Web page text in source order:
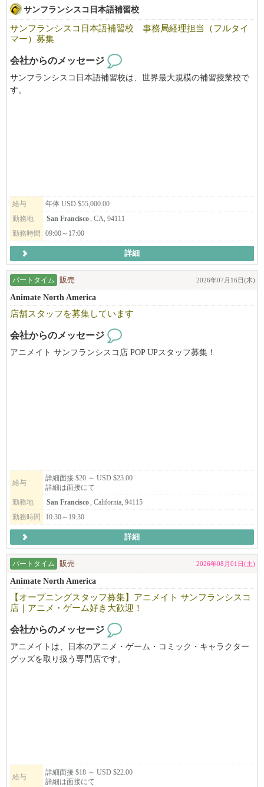
であった実家「ひのでや食堂」でしたが、4代目当主である私が20
代30代と欧州や米国などで海外勤務をした経験を通じ、世界にお
ける和食の特異性（うまみ だしの概念）や調理技巧の素晴らし
さに気づいたことから、こういった素晴らしい日本の食文化を世
界中どこでも誰でも楽しめる普遍的なものにしたい！ダシの文化
を広めたい！と決心し、その手段として懐石や純和食などではな
く、ラーメンで挑戦しようと奮起して10カ年の海外進出計画を立
てて実行し2016年に米国進出を果たしました。
れ、和食を極めた料理人が作った「和ラーメン」としての新ジャ
ンルを確立、ラーメン店がどんどん増えつつある激戦区CAベイエ
リアにおいてもOPEN以来常に地域のトップランキングに座して
順調に走ってまいりました。
「ひのでや」の営業開始。その後、現在までにカリフォルニア州
舗を運営し、ロサンゼルスで初の直営店が９月にオープンする人
気ラーメン店。まだまだ成長途中の企業です。目標通り世界5極体
制（北米・中南米・アジア・オセアニア・ヨーロッパ進出を2030
年までに達成）に向けて鋭意躍進を続けていくことも目標として
頑張っています。もちろん、日本や米国内でも展開を進めますの
を感じ楽しく働けることを目指している、そんなチームです。
未経験者でも大丈夫です。難しく考えることはありません。特別
な技能も要りません。人が好きで、人を笑顔にする事を仕事にし
たい方、世界で活躍したい方はぜひチームに加わってください！
お待ちしています。
サンフランシスコ日本語補習校
サンフランシスコ日本語補習校 事務局経理担当（フルタイ
マー）募集
会社からのメッセージ
サンフランシスコ日本語補習校は、世界最大規模の補習授業校で
す。
給与
年俸 USD $55,000.00
勤務地
San Francisco , CA, 94111
勤務時間
09:00～17:00
詳細
パートタイム 販売 2026年07月16日(木)
Animate North America
店舗スタッフを募集しています
会社からのメッセージ
アニメイト サンフランシスコ店 POP UPスタッフ募集！
アニメやグッズが好きな方、明るく前向きに取り組める方歓迎！
履歴書を usaanimateos950@gmail.com までお送りください。ご応募
お待ちしております。
給与
詳細面接 $20 ～ USD $23.00
詳細は面接にて
勤務地
San Francisco, California, 94115
勤務時間
10:30～19:30
詳細
パートタイム 販売 2026年08月01日(土)
Animate North America
【オープニングスタッフ募集】アニメイト サンフランシスコ
店｜アニメ・ゲーム好き大歓迎！
会社からのメッセージ
アニメイトは、日本のアニメ・ゲーム・コミック・キャラクター
グッズを取り扱う専門店です。
ただける店舗を目指しませんか？
給与
詳細面接 $18 ～ USD $22.00
詳細は面接にて